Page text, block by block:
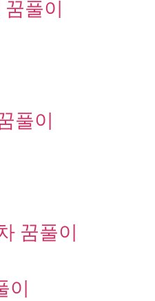
풀이
풀이
꿈풀이
이